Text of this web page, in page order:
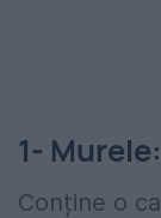
1- Murele:
Conține o